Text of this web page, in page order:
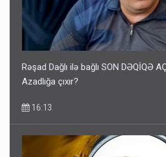
Rəşad Dağlı ilə bağlı SON DƏQİQƏ
Azadlığa çıxır?
16:13